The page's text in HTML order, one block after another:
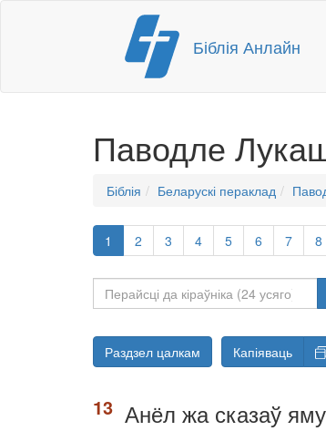
Перайсці
змесціва
Біблія Анлайн
Паводле
Біблія Беларускі пераклад
1 2 3 4 5 6 7 8
Раздзел цалкам Капіяваць
Анёл жа сказаў